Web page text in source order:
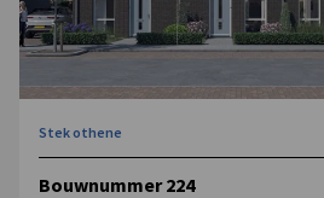
Stek othene
Bouwnummer 224